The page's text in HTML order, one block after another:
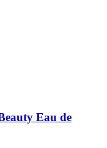
Eau de